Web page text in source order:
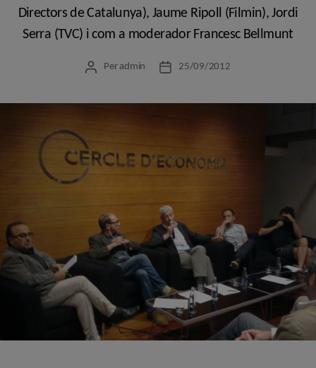
Directors de Catalunya), Jaume Ripoll (Filmin), Jordi
Serra (TVC) i com a moderador Francesc Bellmunt
Autor
Per admin
Data25/09/2012